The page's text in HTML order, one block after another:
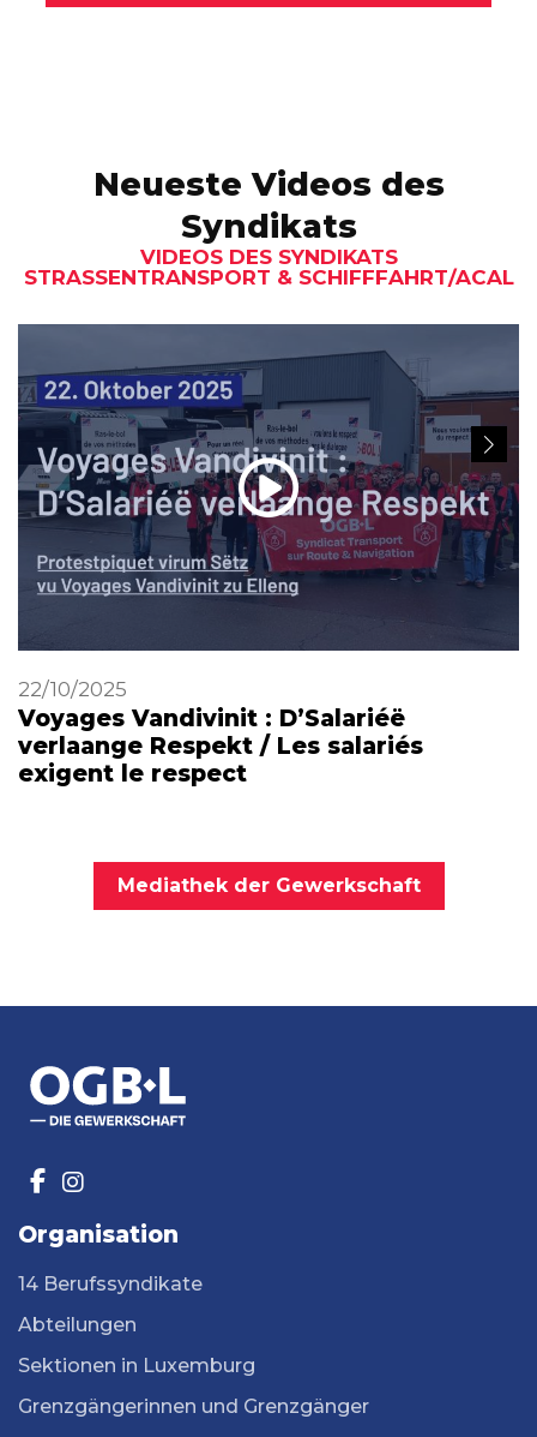
Neueste Videos des
Syndikats
VIDEOS DES SYNDIKATS
STRASSENTRANSPORT & SCHIFFFAHRT/ACAL
22/10/2025
Voyages Vandivinit : D’Salariéë
verlaange Respekt / Les salariés
exigent le respect
Mediathek der Gewerkschaft
Organisation
14 Berufssyndikate
Abteilungen
Sektionen in Luxemburg
Grenzgängerinnen und Grenzgänger